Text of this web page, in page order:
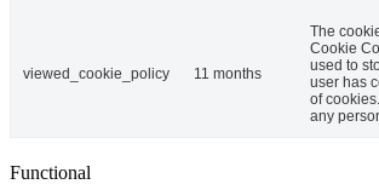
viewed_cookie_policy 11 months
The
Cookie
used to
user has
of
any
Functional